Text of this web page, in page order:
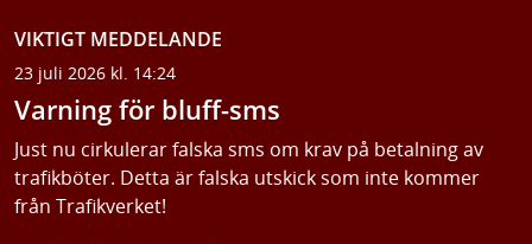
VIKTIGT MEDDELANDE
23 juli 2026 kl. 14:24
Varning för bluff-sms
Just nu cirkulerar falska sms om krav på betalning av
trafikböter. Detta är falska utskick som inte kommer
från Trafikverket!